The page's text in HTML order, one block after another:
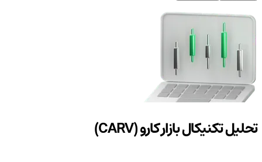
تحلیل تکنیکال بازار کارو (CARV)